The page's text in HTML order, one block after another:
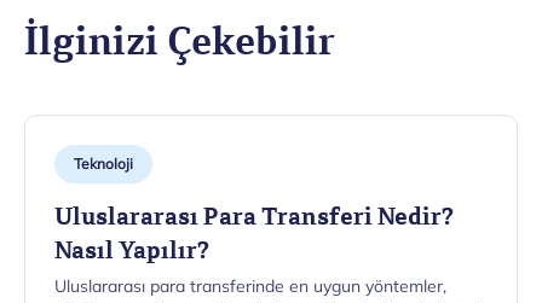
İlginizi Çekebilir
Teknoloji
Uluslararası Para Transferi Nedir?
Nasıl Yapılır?
Uluslararası para transferinde en uygun yöntemler,